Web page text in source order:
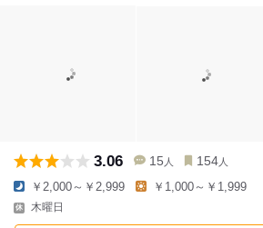
3.06 15 人 154 人
￥2,000～￥2,999 ￥1,000～￥1,999
木曜日